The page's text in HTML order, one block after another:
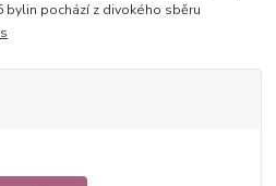
pochází z divokého sběru